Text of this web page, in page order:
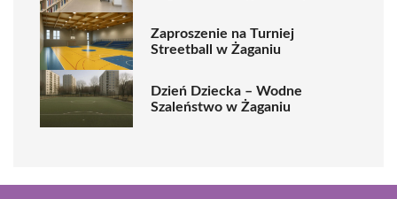
Zaproszenie na Turniej
Streetball w Żaganiu
Dzień Dziecka – Wodne
Szaleństwo w Żaganiu